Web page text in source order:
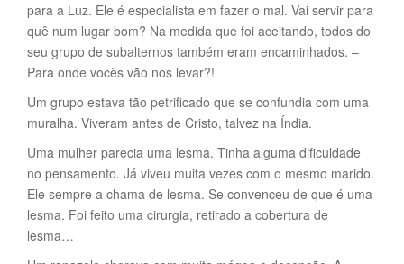
para a Luz. Ele é especialista em fazer o mal. Vai servir para
quê num lugar bom? Na medida que foi aceitando, todos do
seu grupo de subalternos também eram encaminhados. –
Para onde vocês vão nos levar?!
Um grupo estava tão petrificado que se confundia com uma
muralha. Viveram antes de Cristo, talvez na Índia.
Uma mulher parecia uma lesma. Tinha alguma dificuldade
no pensamento. Já viveu muita vezes com o mesmo marido.
Ele sempre a chama de lesma. Se convenceu de que é uma
lesma. Foi feito uma cirurgia, retirado a cobertura de
lesma…